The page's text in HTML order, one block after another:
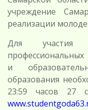
учреждение
реализации
Для участия
и
образования
23:59 часов 27